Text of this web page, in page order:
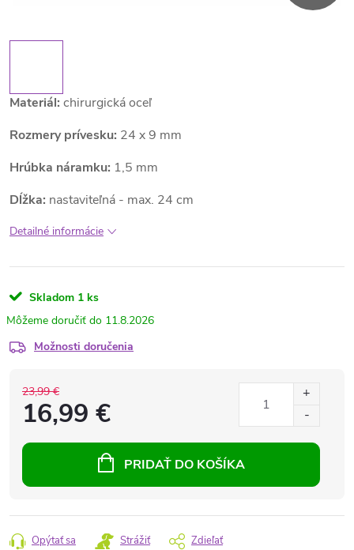
Materiál: chirurgická oceľ
Rozmery prívesku: 24 x 9 mm
Hrúbka náramku: 1,5 mm
Dĺžka: nastaviteľná - max. 24 cm
Detailné informácie
Skladom 1 ks
11.8.2026
Možnosti doručenia
23,99 €
16,99 €
PRIDAŤ DO KOŠÍKA
Opýtať sa Strážiť Zdieľať